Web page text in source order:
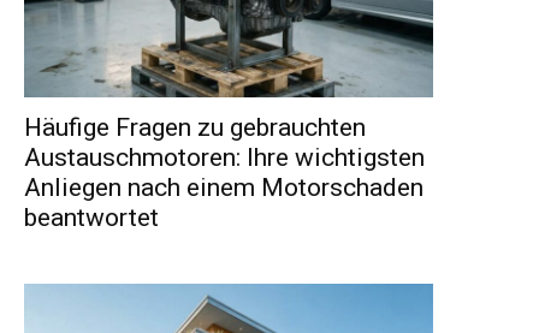
Häufige Fragen zu gebrauchten
Austauschmotoren: Ihre wichtigsten
Anliegen nach einem Motorschaden
beantwortet